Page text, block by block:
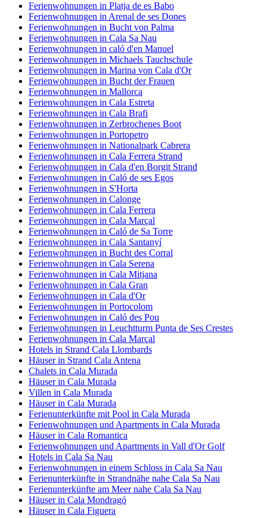
Ferienwohnungen in Platja de es Babo
Ferienwohnungen in Arenal de ses Dones
Ferienwohnungen in Bucht von Palma
Ferienwohnungen in Cala Sa Nau
Ferienwohnungen in caló d'en Manuel
Ferienwohnungen in Michaels Tauchschule
Ferienwohnungen in Marina von Cala d'Or
Ferienwohnungen in Bucht der Frauen
Ferienwohnungen in Mallorca
Ferienwohnungen in Cala Estreta
Ferienwohnungen in Cala Brafi
Ferienwohnungen in Zerbrochenes Boot
Ferienwohnungen in Portopetro
Ferienwohnungen in Nationalpark Cabrera
Ferienwohnungen in Cala Ferrera Strand
Ferienwohnungen in Cala d'en Borgit Strand
Ferienwohnungen in Caló de ses Egos
Ferienwohnungen in S'Horta
Ferienwohnungen in Calonge
Ferienwohnungen in Cala Ferrera
Ferienwohnungen in Cala Marçal
Ferienwohnungen in Caló de Sa Torre
Ferienwohnungen in Cala Santanyí
Ferienwohnungen in Bucht des Corral
Ferienwohnungen in Cala Serena
Ferienwohnungen in Cala Mitjana
Ferienwohnungen in Cala Gran
Ferienwohnungen in Cala d'Or
Ferienwohnungen in Portocolom
Ferienwohnungen in Caló des Pou
Ferienwohnungen in Leuchtturm Punta de Ses Crestes
Ferienwohnungen in Cala Marçal
Hotels in Strand Cala Llombards
Häuser in Strand Cala Antena
Chalets in Cala Murada
Häuser in Cala Murada
Villen in Cala Murada
Häuser in Cala Murada
Ferienunterkünfte mit Pool in Cala Murada
Ferienwohnungen und Apartments in Cala Murada
Häuser in Cala Romantica
Ferienwohnungen und Apartments in Vall d'Or Golf
Hotels in Cala Sa Nau
Ferienwohnungen in einem Schloss in Cala Sa Nau
Ferienunterkünfte in Strandnähe nahe Cala Sa Nau
Ferienunterkünfte am Meer nahe Cala Sa Nau
Häuser in Cala Mondragó
Häuser in Cala Figuera